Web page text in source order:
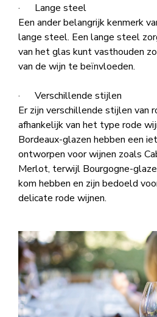
· Lange steel
Een ander belangrijk kenmerk
lange steel. Een lange steel
van het glas kunt vasthouden
van de wijn te beïnvloeden.
· Verschillende stijlen
Er zijn verschillende stijlen van
afhankelijk van het type rode
Bordeaux-glazen hebben een
ontworpen voor wijnen zoals
Merlot, terwijl Bourgogne-
kom hebben en zijn bedoeld
delicate rode wijnen.